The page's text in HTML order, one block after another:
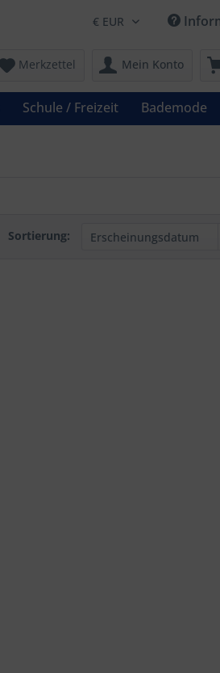
Merkzettel Mein Konto
Schule / Freizeit Bademode
Sortierung: